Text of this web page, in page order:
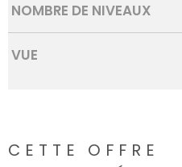
NOMBRE DE NIVEAUX
VUE
CETTE OFFRE